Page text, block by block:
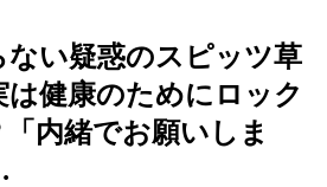
ない疑惑のスピッツ草
健康のためにロック
内緒でお願いしま